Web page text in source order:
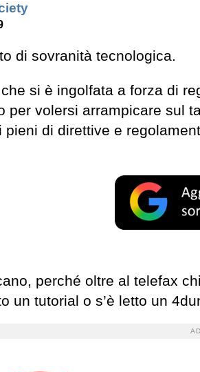
di sovranità tecnologica.
che si è ingolfata a forza di
per volersi arrampicare sul
pieni di direttive e
perché oltre al telefax
un tutorial o s’è letto un